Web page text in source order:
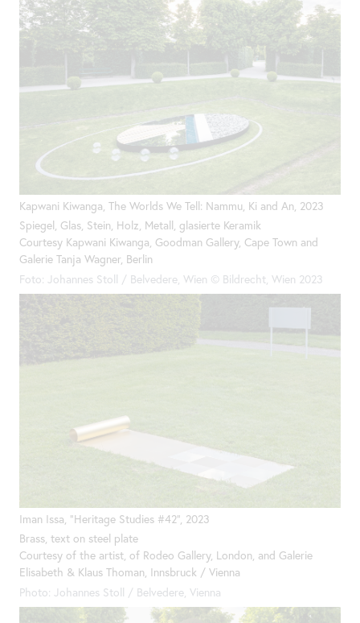
Kapwani Kiwanga, The Worlds We Tell: Nammu, Ki and An, 2023
Spiegel, Glas, Stein, Holz, Metall, glasierte Keramik
Courtesy Kapwani Kiwanga, Goodman Gallery, Cape Town and
Galerie Tanja Wagner, Berlin
Foto: Johannes Stoll / Belvedere, Wien © Bildrecht, Wien 2023
Iman Issa, "Heritage Studies #42", 2023
Brass, text on steel plate
Courtesy of the artist, of Rodeo Gallery, London, and Galerie
Elisabeth & Klaus Thoman, Innsbruck / Vienna
Photo: Johannes Stoll / Belvedere, Vienna